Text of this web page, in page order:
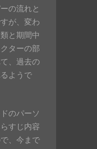
の流れと
が、変わ
と期間中
ターの部
、過去の
ようで
のパーソ
すじ内容
、今まで